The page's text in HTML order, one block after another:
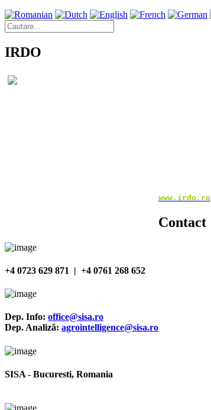
IRDO
www.irdo.ro
Contact
+4 0723 629 871 | +4 0761 268 652
Dep. Info: office@sisa.ro
Dep. Analiză: agrointelligence@sisa.ro
SISA - Bucuresti, Romania